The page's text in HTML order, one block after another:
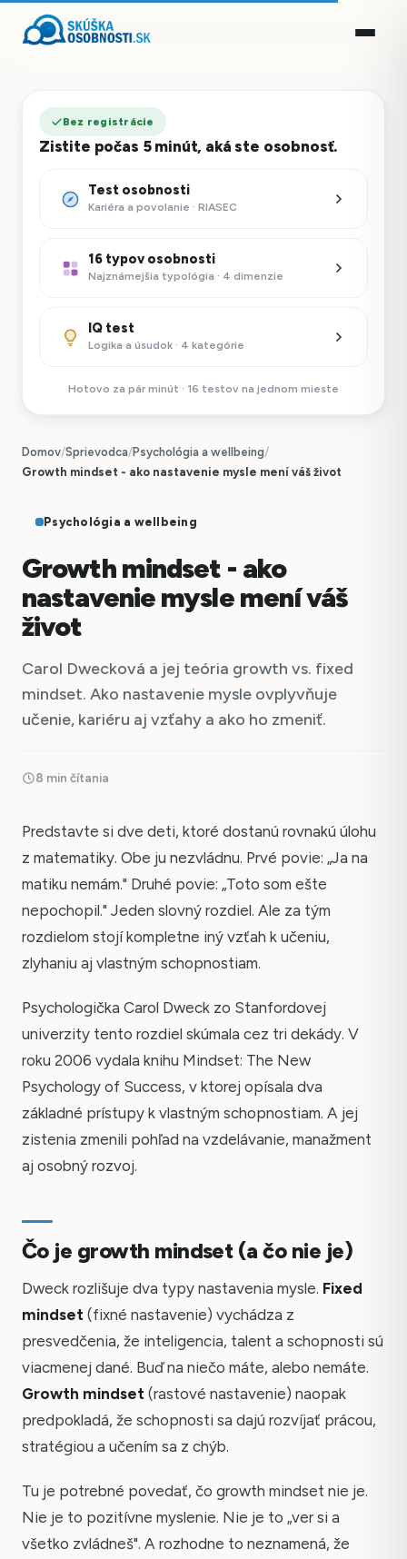
Bez registrácie
Zistite počas 5 minút, aká ste osobnosť.
Test osobnosti
Kariéra a povolanie · RIASEC
16 typov osobnosti
Najznámejšia typológia · 4 dimenzie
IQ test
Logika a úsudok · 4 kategórie
Hotovo za pár minút · 16 testov na jednom mieste
Domov/Sprievodca/Psychológia a wellbeing/
Growth mindset - ako nastavenie mysle mení váš život
Psychológia a wellbeing
Growth mindset - ako
nastavenie mysle mení váš
život
Carol Dwecková a jej teória growth vs. fixed
mindset. Ako nastavenie mysle ovplyvňuje
učenie, kariéru aj vzťahy a ako ho zmeniť.
8 min čítania
Predstavte si dve deti, ktoré dostanú rovnakú úlohu
z matematiky. Obe ju nezvládnu. Prvé povie: „Ja na
matiku nemám." Druhé povie: „Toto som ešte
nepochopil." Jeden slovný rozdiel. Ale za tým
rozdielom stojí kompletne iný vzťah k učeniu,
zlyhaniu aj vlastným schopnostiam.
Psychologička Carol Dweck zo Stanfordovej
univerzity tento rozdiel skúmala cez tri dekády. V
roku 2006 vydala knihu Mindset: The New
Psychology of Success, v ktorej opísala dva
základné prístupy k vlastným schopnostiam. A jej
zistenia zmenili pohľad na vzdelávanie, manažment
aj osobný rozvoj.
Čo je growth mindset (a čo nie je)
Dweck rozlišuje dva typy nastavenia mysle. Fixed
mindset (fixné nastavenie) vychádza z
presvedčenia, že inteligencia, talent a schopnosti sú
viacmenej dané. Buď na niečo máte, alebo nemáte.
Growth mindset (rastové nastavenie) naopak
predpokladá, že schopnosti sa dajú rozvíjať prácou,
stratégiou a učením sa z chýb.
Tu je potrebné povedať, čo growth mindset nie je.
Nie je to pozitívne myslenie. Nie je to „ver si a
všetko zvládneš". A rozhodne to neznamená, že